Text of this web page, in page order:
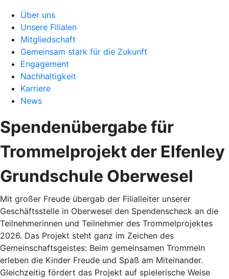
Über uns
Unsere Filialen
Mitgliedschaft
Gemeinsam stark für die Zukunft
Engagement
Nachhaltigkeit
Karriere
News
Spendenübergabe für
Trommelprojekt der Elfenley
Grundschule Oberwesel
Mit großer Freude übergab der Filialleiter unserer
Geschäftsstelle in Oberwesel den Spendenscheck an die
Teilnehmerinnen und Teilnehmer des Trommelprojektes
2026. Das Projekt steht ganz im Zeichen des
Gemeinschaftsgeistes: Beim gemeinsamen Trommeln
erleben die Kinder Freude und Spaß am Miteinander.
Gleichzeitig fördert das Projekt auf spielerische Weise